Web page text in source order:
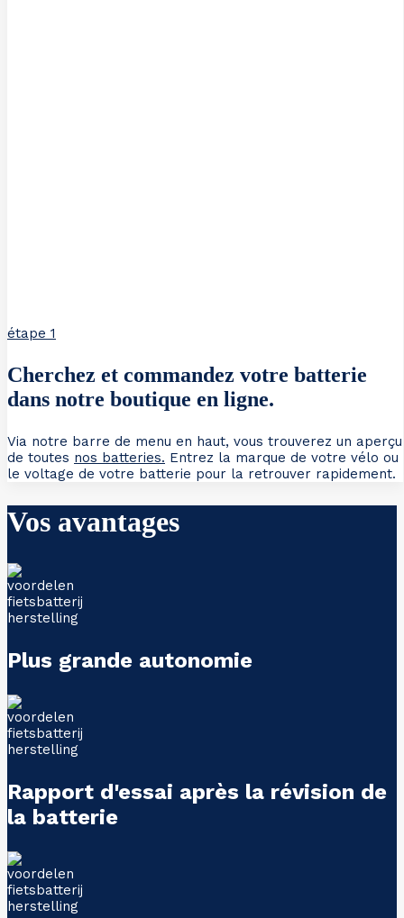
étape 1
Cherchez et commandez votre batterie
dans notre boutique en ligne.
Via notre barre de menu en haut, vous trouverez un aperçu
de toutes nos batteries. Entrez la marque de votre vélo ou
le voltage de votre batterie pour la retrouver rapidement.
Vos avantages
Plus grande autonomie
Rapport d'essai après la révision de
la batterie